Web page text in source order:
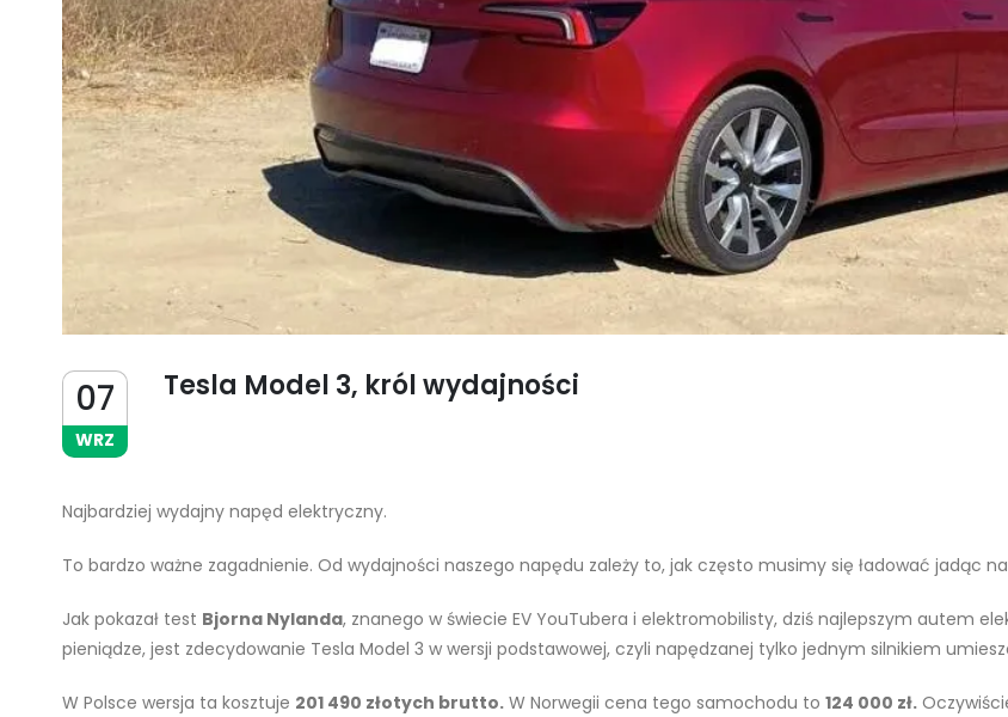
07
WRZ
Tesla Model 3, król wydajności
Najbardziej wydajny napęd elektryczny.
To bardzo ważne zagadnienie. Od wydajności naszego napędu zależy to, jak często musimy się ładować jadąc
Jak pokazał test Bjorna Nylanda, znanego w świecie EV YouTubera i elektromobilisty, dziś najlepszym autem
pieniądze, jest zdecydowanie Tesla Model 3 w wersji podstawowej, czyli napędzanej tylko jednym silnikiem
W Polsce wersja ta kosztuje 201 490 złotych brutto. W Norwegii cena tego samochodu to 124 000 zł.